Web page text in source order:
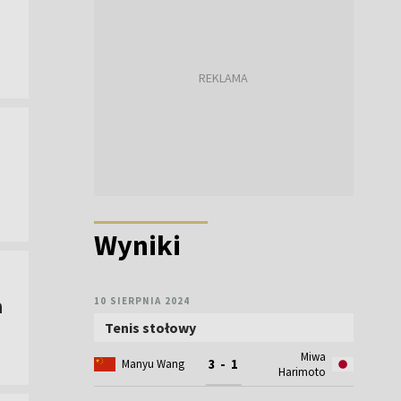
Wyniki
10 SIERPNIA 2024
Tenis stołowy
Manyu Wang 3 - 1
Miwa
Harimoto